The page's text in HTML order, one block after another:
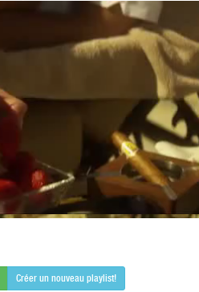
Créer un nouveau playlist!